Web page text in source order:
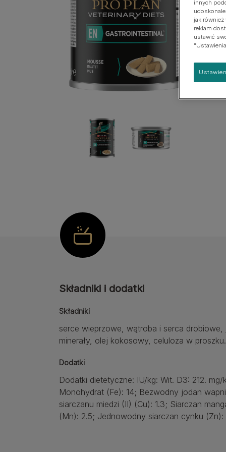
Zobacz naszą pełną ofertę produktów
Składniki i dodatki
Składniki
serce wieprzowe, wątroba i serca
minerały, olej kokosowy, celuloza w proszku.
Dodatki
Dodatki dietetyczne: IU/kg: Wit. D3: 212.
Monohydrat (Fe): 14; Bezwodny jodan
siarczanu miedzi (II) (Cu): 1.3; Siarczan
(Mn): 2.5; Jednowodny siarczan cynku
innych
jak
reklam
ustawić